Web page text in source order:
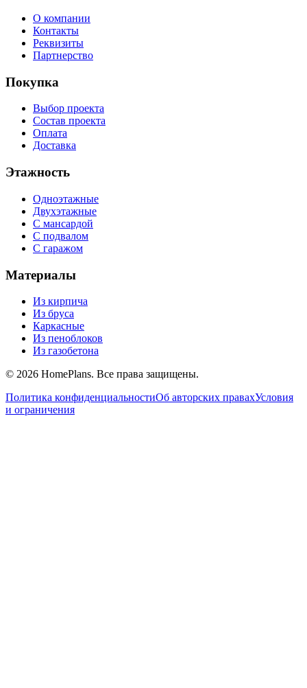
О компании
Контакты
Реквизиты
Партнерство
Покупка
Выбор проекта
Состав проекта
Оплата
Доставка
Этажность
Одноэтажные
Двухэтажные
С мансардой
С подвалом
С гаражом
Материалы
Из кирпича
Из бруса
Каркасные
Из пеноблоков
Из газобетона
© 2026 HomePlans. Все права защищены.
Политика конфиденциальностиОб авторских правахУсловия
и ограничения